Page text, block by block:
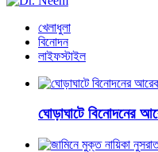
খেলাধুলা
বিনোদন
লাইফস্টাইল
ঘোড়াঘাটে বিনোদনের